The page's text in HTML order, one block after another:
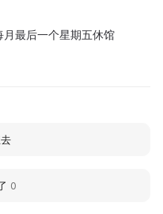
最后一个星期五休馆
0